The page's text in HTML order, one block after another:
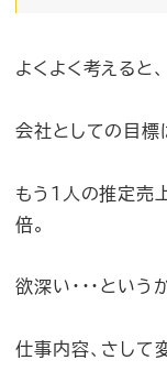
よくよく考えると
会社としての目標
もう1人の推定売
倍。
欲深い・・・という
仕事内容、さして